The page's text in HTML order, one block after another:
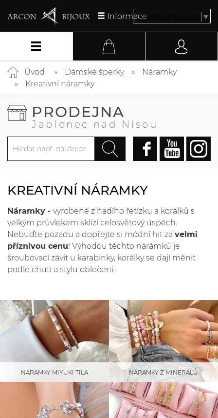
InformaceSelect Language ▼
Úvod Dámské šperky
Náramky
Kreativní náramky
PRODEJNA
Jablonec nad Nisou
KREATIVNÍ NÁRAMKY
Náramky - vyrobené z hadího řetízku a korálků s
velkým průvlekem sklízí celosvětový úspěch.
Nebuďte pozadu a dopřejte si módní hit za velmi
příznivou cenu! Výhodou těchto nárámků je
šroubovací závit u karabinky, korálky se dají měnit
podle chuti a stylu oblečení.
NÁRAMKY MIYUKI TILA NÁRAMKY Z MINERÁLŮ